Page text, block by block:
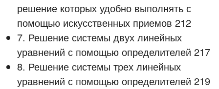
решение которых удобно выполнять с
помощью искусственных приемов 212
7. Решение системы двух линейных
уравнений с помощью определителей 217
8. Решение системы трех линейных
уравнений с помощью определителей 219